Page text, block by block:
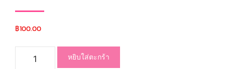
฿100.00
หยิบใส่ตะกร้า